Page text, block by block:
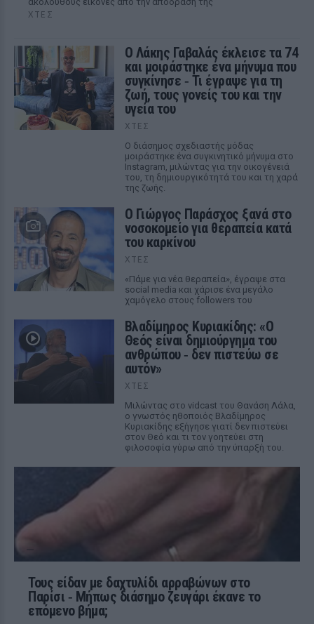
ΧΤΕΣ
Ο Λάκης Γαβαλάς έκλεισε τα 74
και μοιράστηκε ένα μήνυμα που
συγκίνησε ‑ Τι έγραψε για τη
ζωή, τους γονείς του και την
υγεία του
ΧΤΕΣ
Ο διάσημος σχεδιαστής μόδας
μοιράστηκε ένα συγκινητικό μήνυμα στο
Instagram, μιλώντας για την οικογένειά
του, τη δημιουργικότητά του και τη χαρά
της ζωής.
O Γιώργος Παράσχος ξανά στο
νοσοκομείο για θεραπεία κατά
του καρκίνου
ΧΤΕΣ
«Πάμε για νέα θεραπεία», έγραψε στα
social media και χάρισε ένα μεγάλο
χαμόγελο στους followers του
Βλαδίμηρος Κυριακίδης: «Ο
Θεός είναι δημιούργημα του
ανθρώπου ‑ δεν πιστεύω σε
αυτόν»
ΧΤΕΣ
Μιλώντας στο vidcast του Θανάση Λάλα,
ο γνωστός ηθοποιός Βλαδίμηρος
Κυριακίδης εξήγησε γιατί δεν πιστεύει
στον Θεό και τι τον γοητεύει στη
φιλοσοφία γύρω από την ύπαρξή του.
Τους είδαν με δαχτυλίδι αρραβώνων στο
Παρίσι ‑ Μήπως διάσημο ζευγάρι έκανε το
επόμενο βήμα;